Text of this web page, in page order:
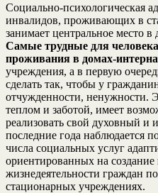
Социально-психологическая
инвалидов, проживающих в
занимает центральное место в
Самые трудные для
проживания в домах-
учреждения, а в первую
сделать так, чтобы у
отчужденности, ненужности.
теплом и заботой, имеет
реализовать свой духовный и
последние года наблюдается
числа социальных услуг
ориентированных на
жизнедеятельности граждан
стационарных учреждениях.